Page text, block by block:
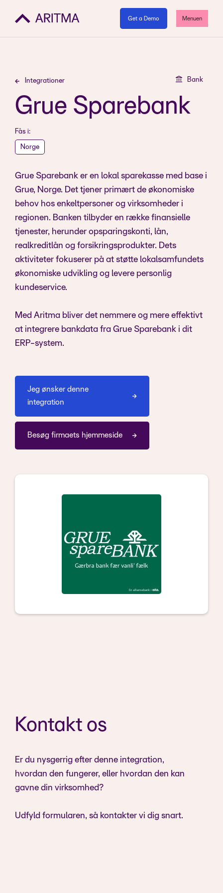
Get a Demo Menuen
Integrationer Bank
Grue Sparebank
Fås i:
Norge
Grue Sparebank er en lokal sparekasse med base i
Grue, Norge. Det tjener primært de økonomiske
behov hos enkeltpersoner og virksomheder i
regionen. Banken tilbyder en række finansielle
tjenester, herunder opsparingskonti, lån,
realkreditlån og forsikringsprodukter. Dets
aktiviteter fokuserer på at støtte lokalsamfundets
økonomiske udvikling og levere personlig
kundeservice.
Med Aritma bliver det nemmere og mere effektivt
at integrere bankdata fra Grue Sparebank i dit
ERP-system.
Jeg ønsker denne
integration
Besøg firmaets hjemmeside
Kontakt os
Er du nysgerrig efter denne integration,
hvordan den fungerer, eller hvordan den kan
gavne din virksomhed?
Udfyld formularen, så kontakter vi dig snart.